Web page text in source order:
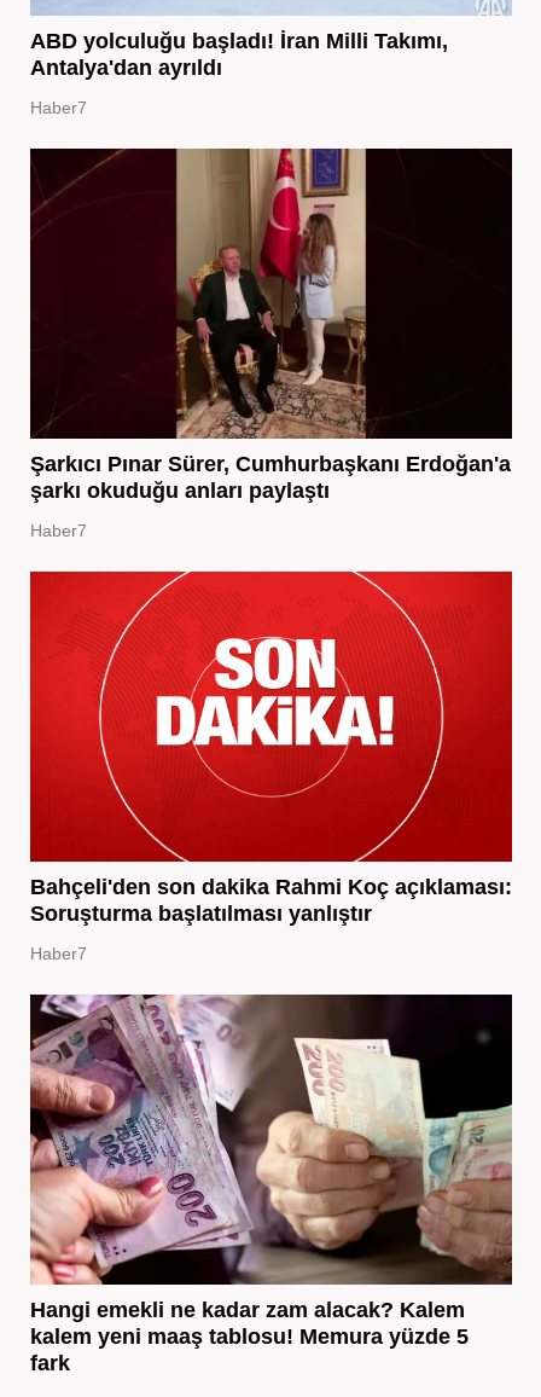
ABD yolculuğu başladı! İran Milli Takımı,
Antalya'dan ayrıldı
Haber7
Şarkıcı Pınar Sürer, Cumhurbaşkanı Erdoğan'a
şarkı okuduğu anları paylaştı
Haber7
Bahçeli'den son dakika Rahmi Koç açıklaması:
Soruşturma başlatılması yanlıştır
Haber7
Hangi emekli ne kadar zam alacak? Kalem
kalem yeni maaş tablosu! Memura yüzde 5
fark